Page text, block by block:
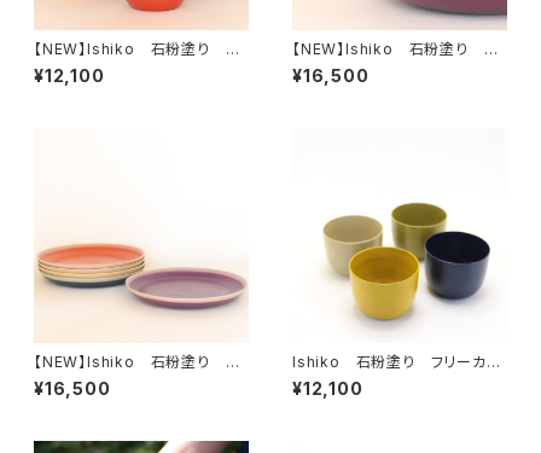
【NEW】Ishiko 石粉塗り フ
リーカップ
¥12,100
【NEW】Ishiko 石粉塗り 深
皿
¥16,500
【NEW】Ishiko 石粉塗り 平
皿
¥16,500
Ishiko 石粉塗り フリーカッ
プ ［単色］
¥12,100